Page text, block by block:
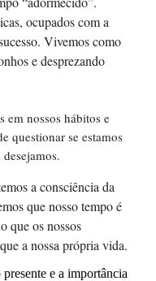
ocupados com a
Vivemos como
e desprezando
em nossos hábitos e
questionar se estamos
a consciência da
que nosso tempo é
que os nossos
a nossa própria vida.
e a importância